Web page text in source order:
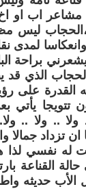
مشاعر اب او
ليس
لمدى
براحة
الذي قد
القدرة على
يأتي
ولا .. ولا ..
ان تزداد جمالا
نفسي لذا
القناعة
الأب حديثه